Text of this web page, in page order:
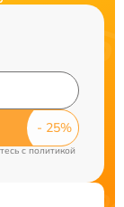
c политикой